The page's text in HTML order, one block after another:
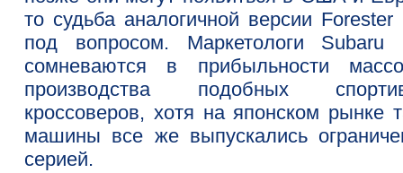
то судьба аналогичной версии Forester
под вопросом. Маркетологи Subaru
сомневаются в прибыльности
производства подобных
кроссоверов, хотя на японском рынке
машины все же выпускались
серией.